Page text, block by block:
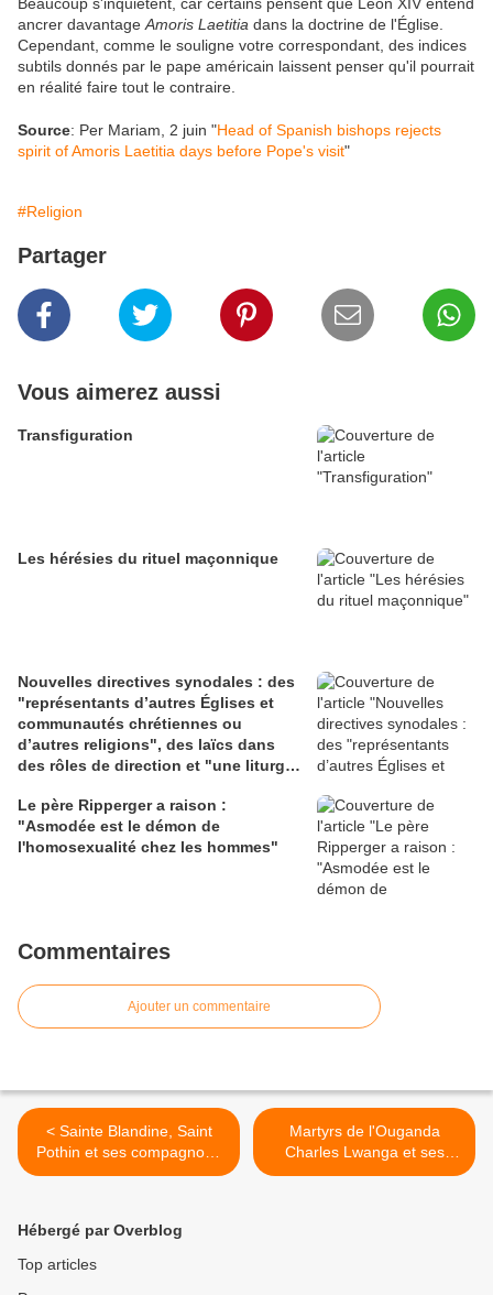
ancrer davantage Amoris Laetitia dans la doctrine de l'Église.
Cependant, comme le souligne votre correspondant, des indices
subtils donnés par le pape américain laissent penser qu'il pourrait
en réalité faire tout le contraire.
Source: Per Mariam, 2 juin "Head of Spanish bishops rejects
spirit of Amoris Laetitia days before Pope's visit"
#Religion
Partager
Vous aimerez aussi
Transfiguration
Les hérésies du rituel maçonnique
Nouvelles directives synodales : des
"représentants d’autres Églises et
communautés chrétiennes ou
d’autres religions", des laïcs dans
des rôles de direction et "une liturgie
Le père Ripperger a raison :
"Asmodée est le démon de
l'homosexualité chez les hommes"
Commentaires
Ajouter un commentaire
< Sainte Blandine, Saint
Pothin et ses compagnons
martyrs, le diacre Sanctus,
Alexandre (†177)
Martyrs de l'Ouganda
Charles Lwanga et ses
compagnons (+ 1886) >
Hébergé par Overblog
Top articles